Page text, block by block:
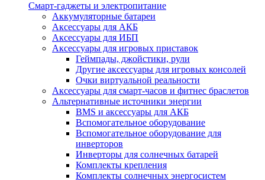
Смарт-гаджеты и электропитание
Аккумуляторные батареи
Аксессуары для АКБ
Аксессуары для ИБП
Аксессуары для игровых приставок
Геймпады, джойстики, рули
Другие аксессуары для игровых консолей
Очки виртуальной реальности
Аксессуары для смарт-часов и фитнес браслетов
Альтернативные источники энергии
BMS и аксессуары для АКБ
Вспомогательное оборудование
Вспомогательное оборудование для
инверторов
Инверторы для солнечных батарей
Комплекты крепления
Комплекты солнечных энергосистем